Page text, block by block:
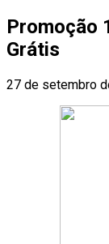
Promoção
Grátis
27 de setembro